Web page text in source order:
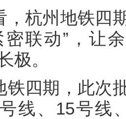
，杭州地铁四
密联动”，让
极。
铁四期，此次
线、15号线